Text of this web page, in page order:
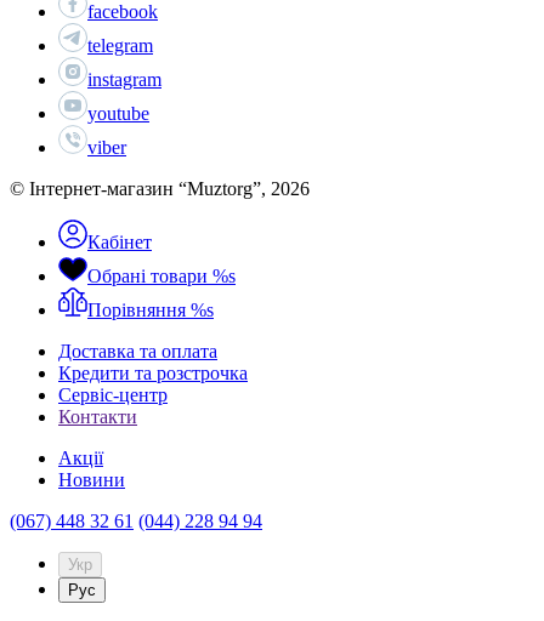
facebook
telegram
instagram
youtube
viber
© Інтернет-магазин “Muztorg”, 2026
Кабінет
Обрані товари %s
Порівняння %s
Доставка та оплата
Кредити та розстрочка
Сервіc-центр
Контакти
Акції
Новини
(067) 448 32 61 (044) 228 94 94
Укр
Рус